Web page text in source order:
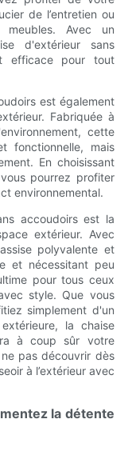
de l’entretien ou
Avec un
d'extérieur sans
efficace pour tout
est également
Fabriquée à
cette
fonctionnelle, mais
En choisissant
pourrez profiter
environnemental.
accoudoirs est la
extérieur. Avec
polyvalente et
et nécessitant peu
pour tous ceux
style. Que vous
simplement d'un
la chaise
à coup sûr votre
pas découvrir dès
à l’extérieur avec
la détente